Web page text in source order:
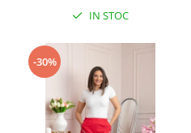
IN STOC
-30%